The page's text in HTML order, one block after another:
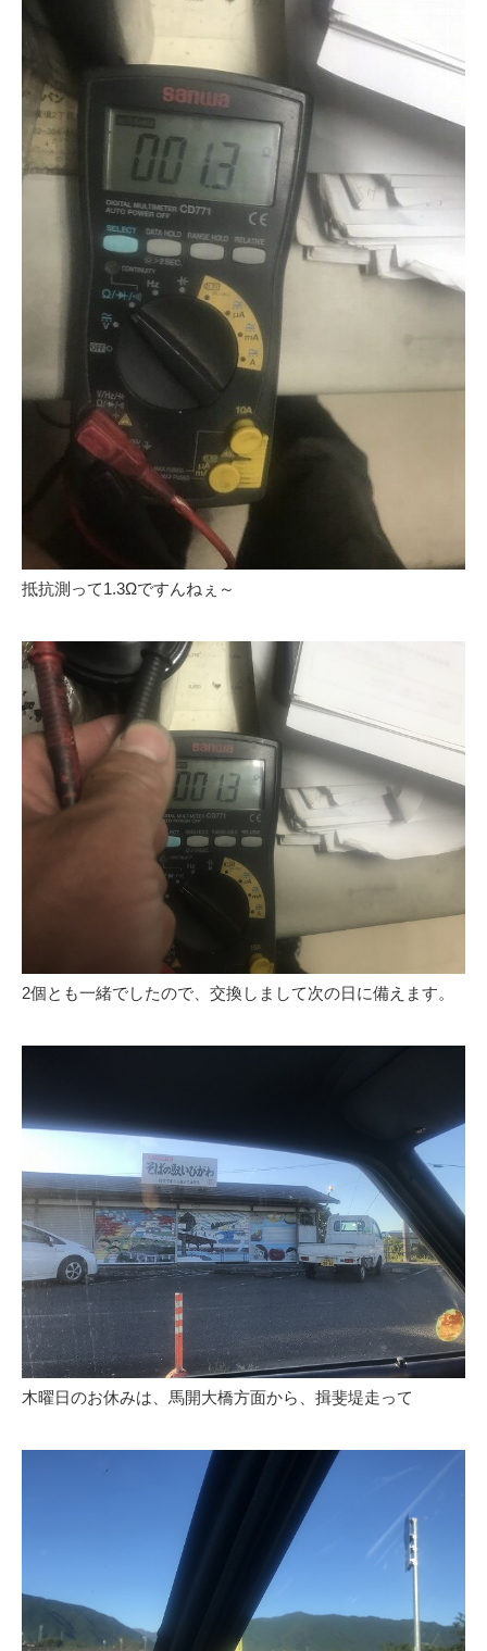
抵抗測って1.3Ωですんねぇ～
2個とも一緒でしたので、交換しまして次の日に備えます。
木曜日のお休みは、馬開大橋方面から、揖斐堤走って